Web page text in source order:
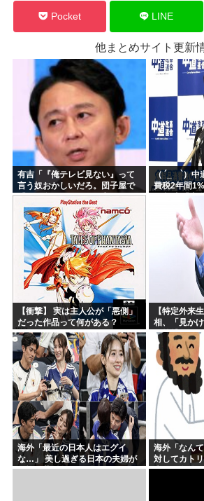
Pocket LINE
他まとめサイト更新
有吉「『俺テレビ見ない』って
言う奴おかしいだろ。団子屋で
『団子食べない』って言うか？
こっちは芸人だぞ」
（ ´_ゝ`）
費税2年間
→ 記者「中
消費税ゼロ
が？」→ 階
【衝撃】 実は主人公が「悪側」
だった作品って何がある？
【特定外来
相、「見か
す等捕殺を
が反響
海外「最近の日本人はエグイ
な…」 美し過ぎる日本の夫婦が
W杯で世界に見つかってしまう
海外「なん
対してカト
声明に海外